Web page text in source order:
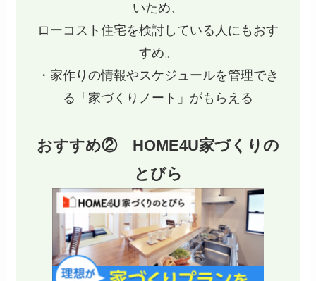
いため、
ローコスト住宅を検討している人にもおす
すめ。
・家作りの情報やスケジュールを管理でき
る「家づくりノート」がもらえる
おすすめ② HOME4U家づくりの
とびら